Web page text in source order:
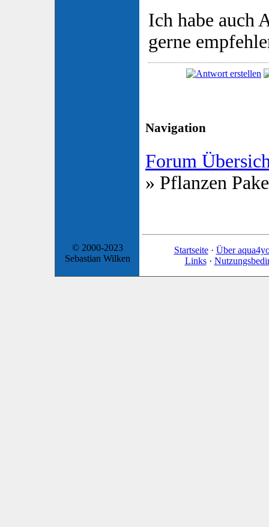
Ich habe auch
gerne
Navigation
Forum
» Pflanzen
© 2000-2023
Sebastian Wilken
Startseite· Über
Links·